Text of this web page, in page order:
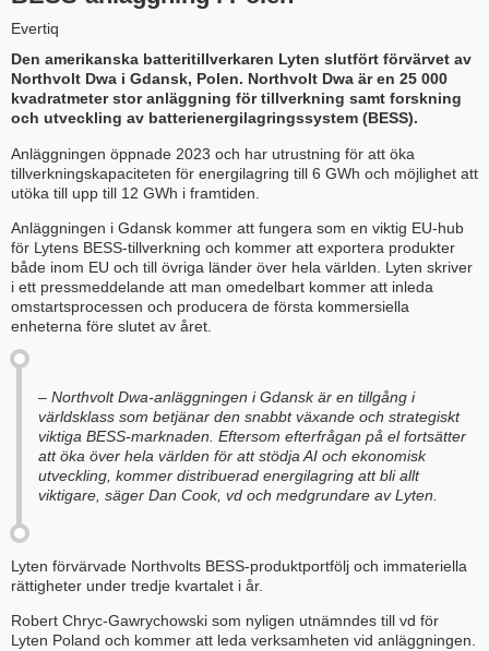
Evertiq
Den amerikanska batteritillverkaren Lyten slutfört förvärvet av
Northvolt Dwa i Gdansk, Polen. Northvolt Dwa är en 25 000
kvadratmeter stor anläggning för tillverkning samt forskning
och utveckling av batterienergilagringssystem (BESS).
Anläggningen öppnade 2023 och har utrustning för att öka
tillverkningskapaciteten för energilagring till 6 GWh och möjlighet att
utöka till upp till 12 GWh i framtiden.
Anläggningen i Gdansk kommer att fungera som en viktig EU-hub
för Lytens BESS-tillverkning och kommer att exportera produkter
både inom EU och till övriga länder över hela världen. Lyten skriver
i ett pressmeddelande att man omedelbart kommer att inleda
omstartsprocessen och producera de första kommersiella
enheterna före slutet av året.
– Northvolt Dwa-anläggningen i Gdansk är en tillgång i
världsklass som betjänar den snabbt växande och strategiskt
viktiga BESS-marknaden. Eftersom efterfrågan på el fortsätter
att öka över hela världen för att stödja AI och ekonomisk
utveckling, kommer distribuerad energilagring att bli allt
viktigare, säger Dan Cook, vd och medgrundare av Lyten.
Lyten förvärvade Northvolts BESS-produktportfölj och immateriella
rättigheter under tredje kvartalet i år.
Robert Chryc-Gawrychowski som nyligen utnämndes till vd för
Lyten Poland och kommer att leda verksamheten vid anläggningen.